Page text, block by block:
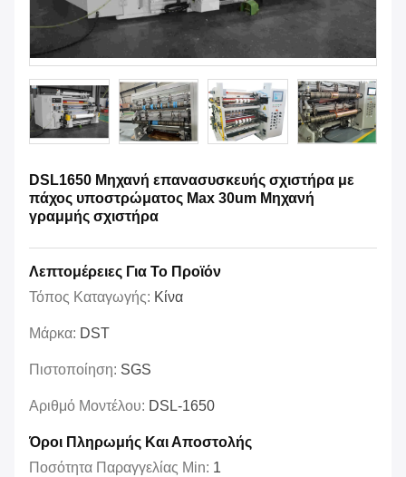
DSL1650 Μηχανή επανασυσκευής σχιστήρα με
πάχος υποστρώματος Max 30um Μηχανή
γραμμής σχιστήρα
Λεπτομέρειες Για Το Προϊόν
Τόπος Καταγωγής: Κίνα
Μάρκα: DST
Πιστοποίηση: SGS
Αριθμό Μοντέλου: DSL-1650
Όροι Πληρωμής Και Αποστολής
Ποσότητα Παραγγελίας Min: 1